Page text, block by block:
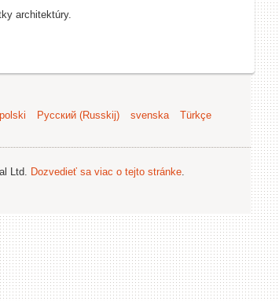
architektúry.
polski Русский (Russkij) svenska
Türkçe
Ltd. Dozvedieť sa viac o tejto stránke.